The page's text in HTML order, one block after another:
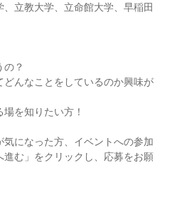
立教大学、立命館大学、早稲田
の？
どんなことをしているのか興味が
を知りたい方！
になった方、イベントへの参加
む」をクリックし、応募をお願